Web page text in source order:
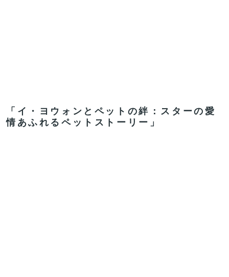
「イ・ヨウォンとペットの絆：スターの愛
情あふれるペットストーリー」